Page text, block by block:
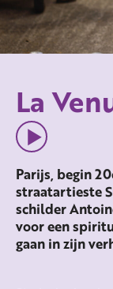
La
Parijs, begin
straatartieste
schilder
voor een
gaan in zijn